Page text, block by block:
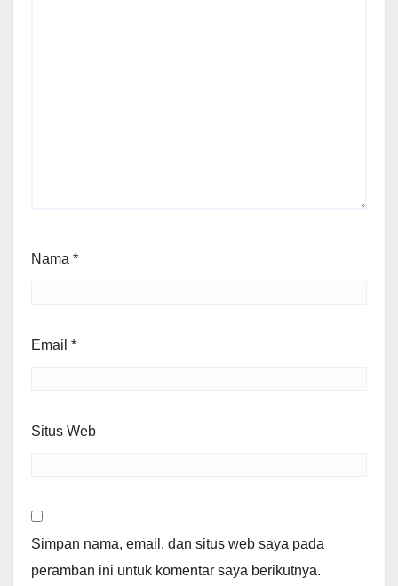
Nama *
Email *
Situs Web
Simpan nama, email, dan situs web saya pada
peramban ini untuk komentar saya berikutnya.